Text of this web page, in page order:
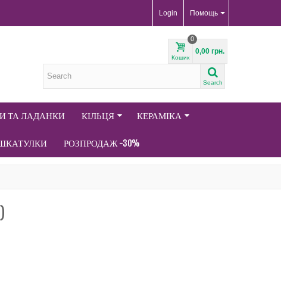
Помощь
Login
Кошик
0
0,00 грн.
Search
ТА ЛАДАНКИ КІЛЬЦЯ КЕРАМІКА
РОЗПРОДАЖ -30%